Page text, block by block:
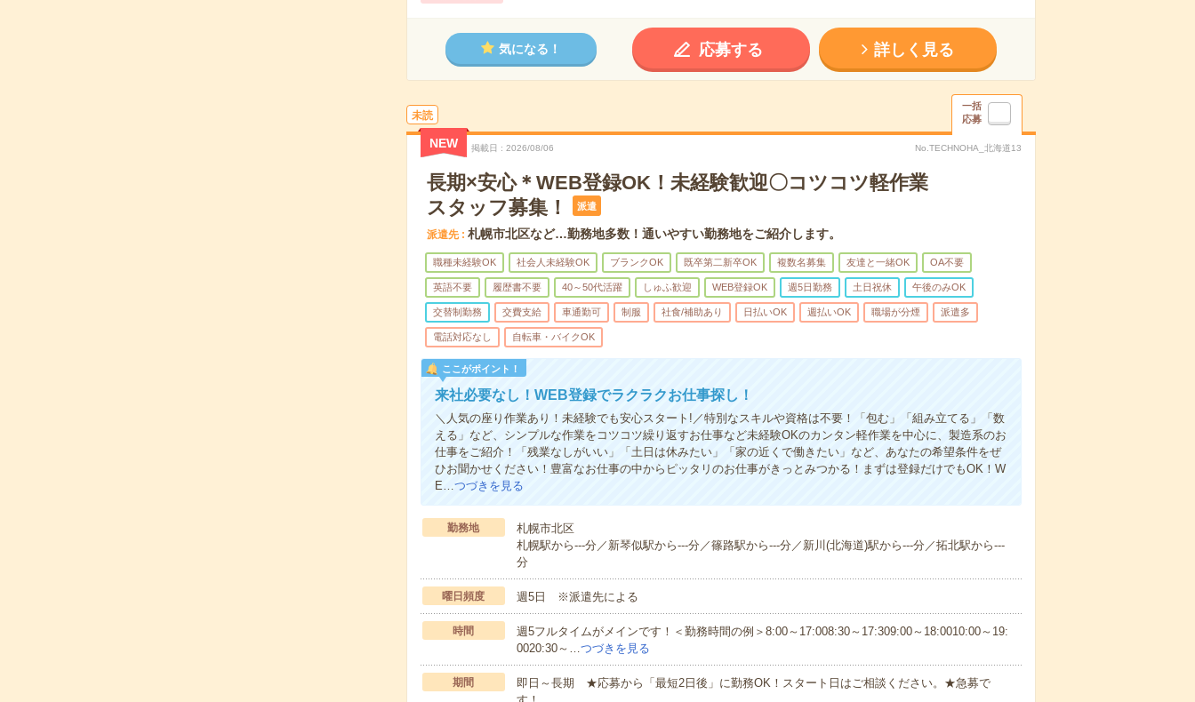
気になる！ 応募する 詳しく見る
未読
一括
応募
NEW 掲載日 2026/08/06 No.TECHNOHA_北海道13
長期×安心＊WEB登録OK！未経験歓迎〇コツコツ軽作業
スタッフ募集！
派遣
派遣先 札幌市北区など…勤務地多数！通いやすい勤務地をご紹介します。
職種未経験OK 社会人未経験OK ブランクOK 既卒第二新卒OK 複数名募集 友達と一緒OK OA不要
英語不要 履歴書不要 40～50代活躍 しゅふ歓迎 WEB登録OK 週5日勤務 土日祝休 午後のみOK
交替制勤務 交費支給 車通勤可 制服 社食/補助あり 日払いOK 週払いOK 職場が分煙 派遣多
電話対応なし 自転車・バイクOK
ここがポイント！
来社必要なし！WEB登録でラクラクお仕事探し！
＼人気の座り作業あり！未経験でも安心スタート!／特別なスキルや資格は不要！「包む」「組み立てる」「数
える」など、シンプルな作業をコツコツ繰り返すお仕事など未経験OKのカンタン軽作業を中心に、製造系のお
仕事をご紹介！「残業なしがいい」「土日は休みたい」「家の近くで働きたい」など、あなたの希望条件をぜ
ひお聞かせください！豊富なお仕事の中からピッタリのお仕事がきっとみつかる！まずは登録だけでもOK！W
E…つづきを見る
勤務地
札幌市北区
札幌駅から---分／新琴似駅から---分／篠路駅から---分／新川(北海道)駅から---分／拓北駅から---
分
曜日頻度 週5日 ※派遣先による
時間
週5フルタイムがメインです！＜勤務時間の例＞8:00～17:008:30～17:309:00～18:0010:00～19:
0020:30～…つづきを見る
期間
即日～長期 ★応募から「最短2日後」に勤務OK！スタート日はご相談ください。★急募で